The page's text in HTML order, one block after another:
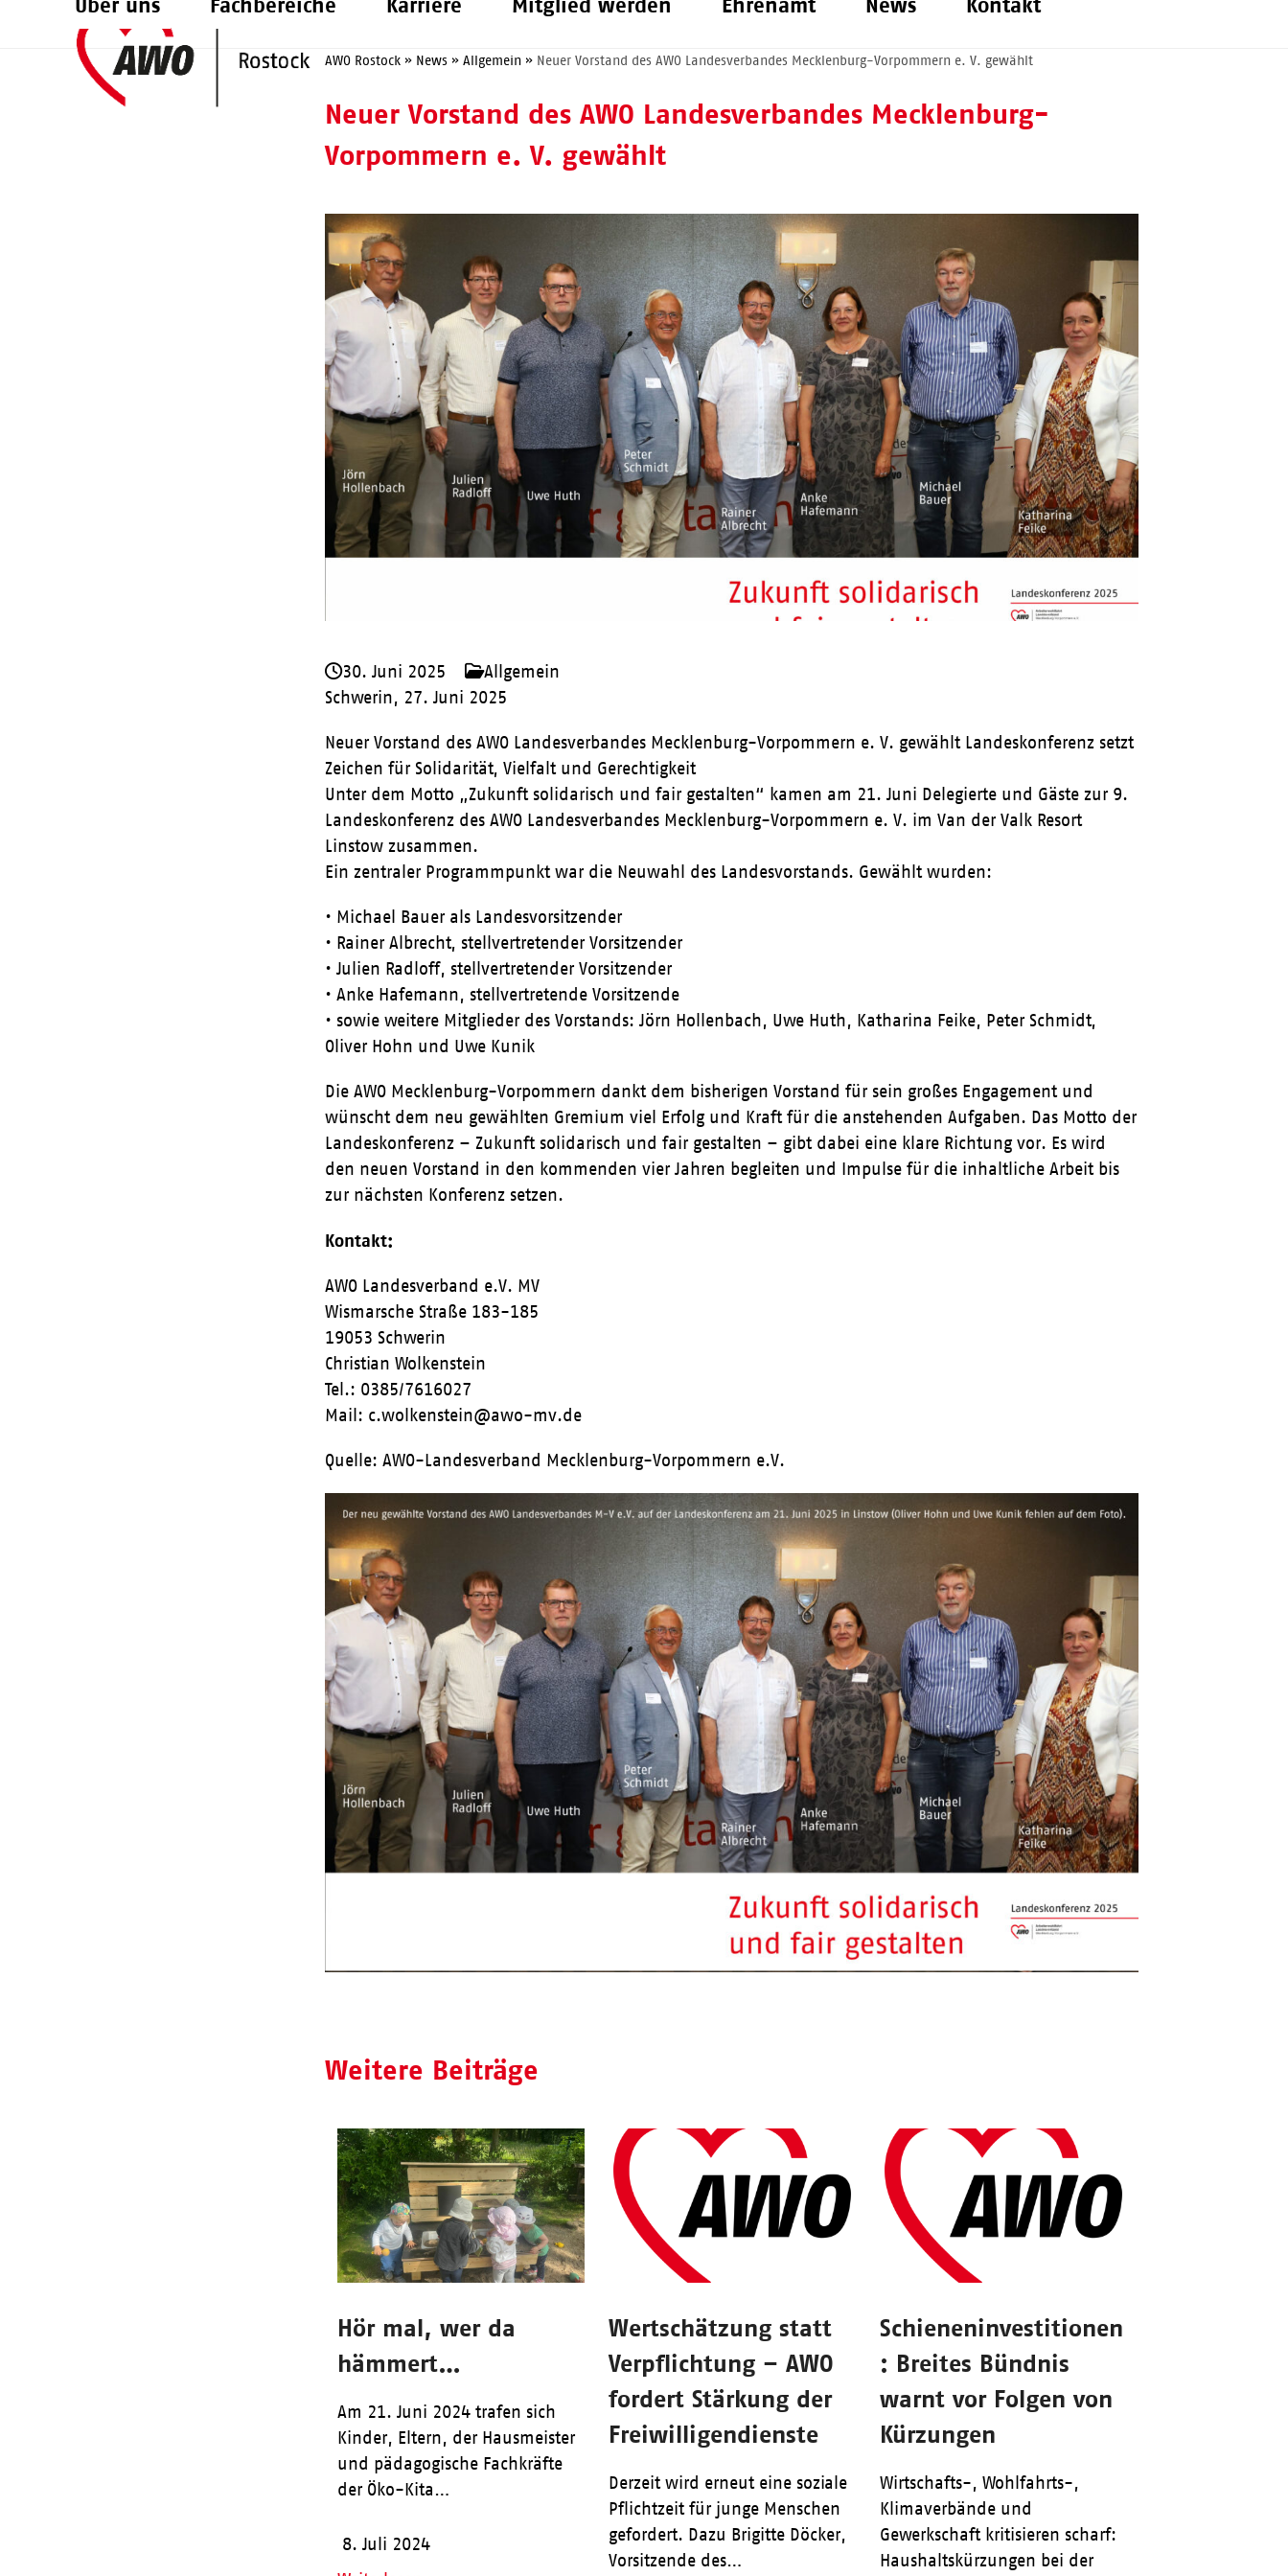
Über uns Fachbereiche Karriere Mitglied werden Ehrenamt News Kontakt
AWO Rostock » News »Allgemein » Neuer Vorstand des AWO Landesverbandes Mecklenburg-Vorpommern e. V. gewählt
Neuer Vorstand des AWO Landesverbandes Mecklenburg-
Vorpommern e. V. gewählt
30. Juni 2025
Allgemein
Schwerin, 27. Juni 2025
Neuer Vorstand des AWO Landesverbandes Mecklenburg-Vorpommern e. V. gewählt Landeskonferenz setzt
Zeichen für Solidarität, Vielfalt und Gerechtigkeit
Unter dem Motto „Zukunft solidarisch und fair gestalten“ kamen am 21. Juni Delegierte und Gäste zur 9.
Landeskonferenz des AWO Landesverbandes Mecklenburg-Vorpommern e. V. im Van der Valk Resort
Linstow zusammen.
Ein zentraler Programmpunkt war die Neuwahl des Landesvorstands. Gewählt wurden:
• Michael Bauer als Landesvorsitzender
• Rainer Albrecht, stellvertretender Vorsitzender
• Julien Radloff, stellvertretender Vorsitzender
• Anke Hafemann, stellvertretende Vorsitzende
• sowie weitere Mitglieder des Vorstands: Jörn Hollenbach, Uwe Huth, Katharina Feike, Peter Schmidt,
Oliver Hohn und Uwe Kunik
Die AWO Mecklenburg-Vorpommern dankt dem bisherigen Vorstand für sein großes Engagement und
wünscht dem neu gewählten Gremium viel Erfolg und Kraft für die anstehenden Aufgaben. Das Motto der
Landeskonferenz – Zukunft solidarisch und fair gestalten – gibt dabei eine klare Richtung vor. Es wird
den neuen Vorstand in den kommenden vier Jahren begleiten und Impulse für die inhaltliche Arbeit bis
zur nächsten Konferenz setzen.
Kontakt:
AWO Landesverband e.V. MV
Wismarsche Straße 183-185
19053 Schwerin
Christian Wolkenstein
Tel.: 0385/7616027
Mail: c.wolkenstein@awo-mv.de
Quelle: AWO-Landesverband Mecklenburg-Vorpommern e.V.
Weitere Beiträge
Hör mal, wer da
hämmert…
Am 21. Juni 2024 trafen sich
Kinder, Eltern, der Hausmeister
und pädagogische Fachkräfte
der Öko-Kita…
8. Juli 2024
Wertschätzung statt
Verpflichtung – AWO
fordert Stärkung der
Freiwilligendienste
Derzeit wird erneut eine soziale
Pflichtzeit für junge Menschen
gefordert. Dazu Brigitte Döcker,
Vorsitzende des…
Schieneninvestitionen
: Breites Bündnis
warnt vor Folgen von
Kürzungen
Wirtschafts-, Wohlfahrts-,
Klimaverbände und
Gewerkschaft kritisieren scharf:
Haushaltskürzungen bei der